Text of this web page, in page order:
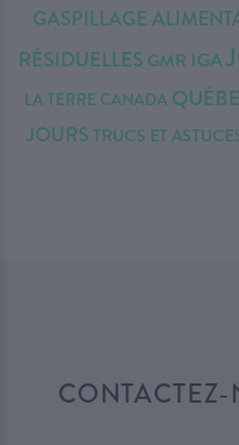
GASPILLAGE
RÉSIDUELLES GMR IGA
LA TERRE CANADA
JOURS TRUCS ET